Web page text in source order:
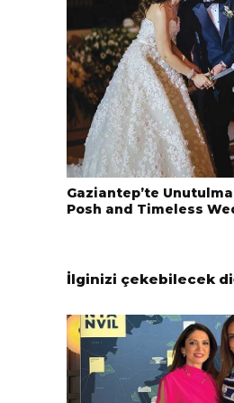
Gaziantep’te
Posh and Timeless
İlginizi çekebilecek